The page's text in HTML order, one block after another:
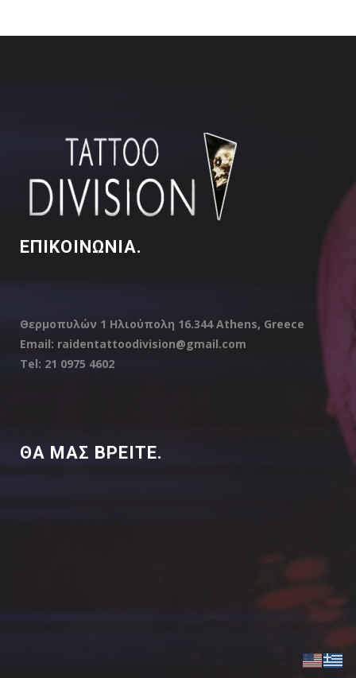
ΕΠΙΚΟΙΝΩΝΙΑ.
Θερμοπυλών 1 Ηλιούπολη 16.344 Athens, Greece
Email: raidentattoodivision@gmail.com
Tel: 21 0975 4602
ΘΑ ΜΑΣ ΒΡΕΙΤΕ.